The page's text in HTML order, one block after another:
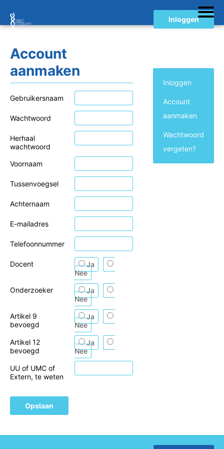
Inloggen
Account
aanmaken
Gebruikersnaam
Wachtwoord
Herhaal
wachtwoord
Voornaam
Tussenvoegsel
Achternaam
E-mailadres
Telefoonnummer
Docent
Ja
Nee
Onderzoeker
Ja
Nee
Artikel 9
bevoegd
Ja
Nee
Artikel 12
bevoegd
Ja
Nee
UU of UMC of
Extern, te weten
Opslaan
Inloggen
Account
aanmaken
Wachtwoord
vergeten?